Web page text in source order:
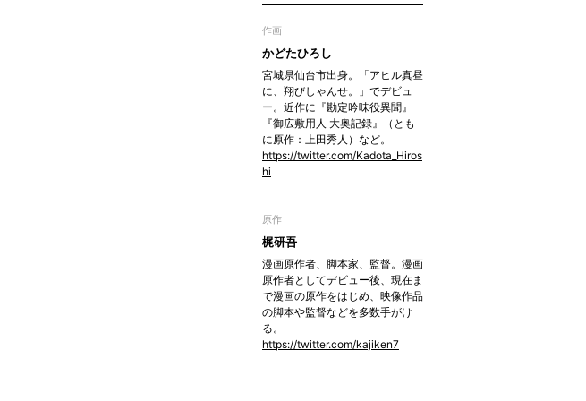
作画
かどたひろし
宮城県仙台市出身。「アヒル真昼
に、翔びしゃんせ。」でデビュ
ー。近作に『勘定吟味役異聞』
『御広敷用人 大奥記録』（とも
に原作：上田秀人）など。
https://twitter.com/Kadota_Hiros
hi
原作
梶研吾
漫画原作者、脚本家、監督。漫画
原作者としてデビュー後、現在ま
で漫画の原作をはじめ、映像作品
の脚本や監督などを多数手がけ
る。
https://twitter.com/kajiken7